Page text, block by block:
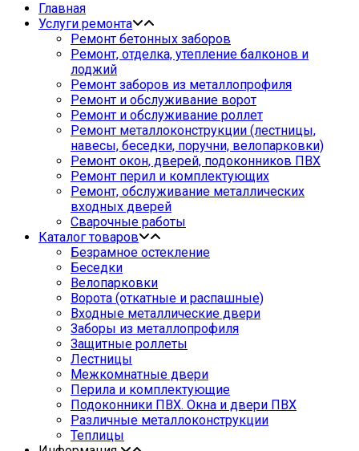
Главная
Услуги ремонта
Ремонт бетонных заборов
Ремонт, отделка, утепление балконов и
лоджий
Ремонт заборов из металлопрофиля
Ремонт и обслуживание ворот
Ремонт и обслуживание роллет
Ремонт металлоконструкции (лестницы,
навесы, беседки, поручни, велопарковки)
Ремонт окон, дверей, подоконников ПВХ
Ремонт перил и комплектующих
Ремонт, обслуживание металлических
входных дверей
Сварочные работы
Каталог товаров
Безрамное остекление
Беседки
Велопарковки
Ворота (откатные и распашные)
Входные металлические двери
Заборы из металлопрофиля
Защитные роллеты
Лестницы
Межкомнатные двери
Перила и комплектующие
Подоконники ПВХ. Окна и двери ПВХ
Различные металлоконструкции
Теплицы